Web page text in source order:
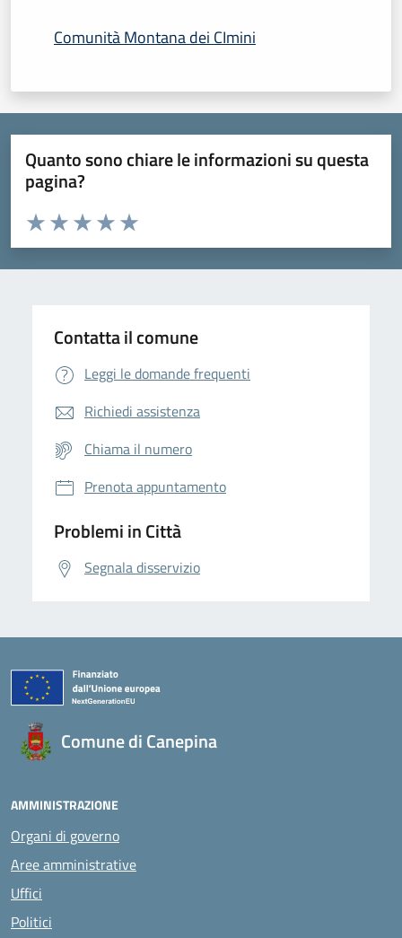
Comunità Montana dei CImini
Quanto sono chiare le informazioni su questa
pagina?
Domanda
Valuta da 1 a 5 stelle la pagina
Valuta 5 stelle su 5
Valuta 4 stelle su 5
Valuta 3 stelle su 5
Valuta 2 stelle su 5
Valuta 1 stelle su 5
Contatta il comune
Leggi le domande frequenti
Richiedi assistenza
Chiama il numero
Prenota appuntamento
Problemi in Città
Segnala disservizio
Comune di Canepina
AMMINISTRAZIONE
Organi di governo
Aree amministrative
Uffici
Politici